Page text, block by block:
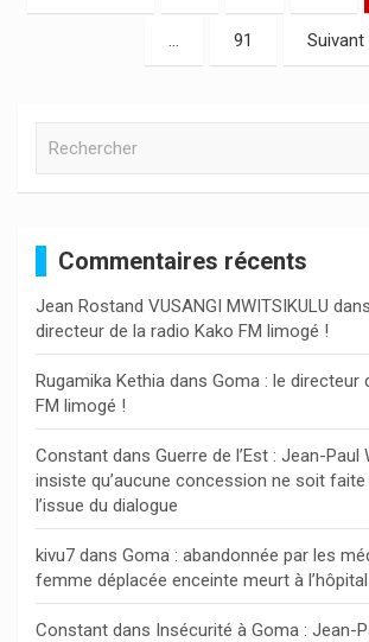
des
publications
… 91 Suivant
c
h
e
r
Commentaires récents
Jean Rostand VUSANGI MWITSIKULU dans
directeur de la radio Kako FM limogé !
Rugamika Kethia dans Goma : le directeur
FM limogé !
Constant dans Guerre de l’Est : Jean-Paul
insiste qu’aucune concession ne soit faite
l’issue du dialogue
kivu7 dans Goma : abandonnée par les
femme déplacée enceinte meurt à l’hôpital
Constant dans Insécurité à Goma : Jean-